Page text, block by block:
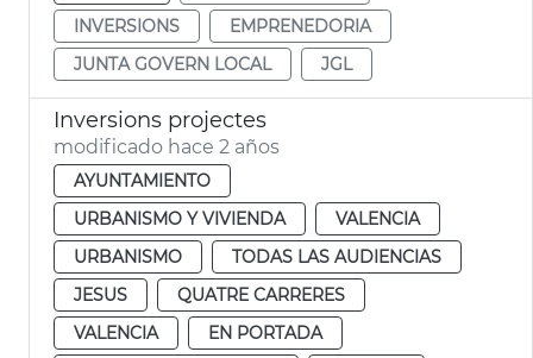
INVERSIONS
EMPRENEDORIA
JUNTA GOVERN LOCAL
JGL
Inversions projectes
modificado hace 2 años
AYUNTAMIENTO
URBANISMO Y VIVIENDA
VALENCIA
URBANISMO
TODAS LAS AUDIENCIAS
JESUS
QUATRE CARRERES
VALENCIA
EN PORTADA